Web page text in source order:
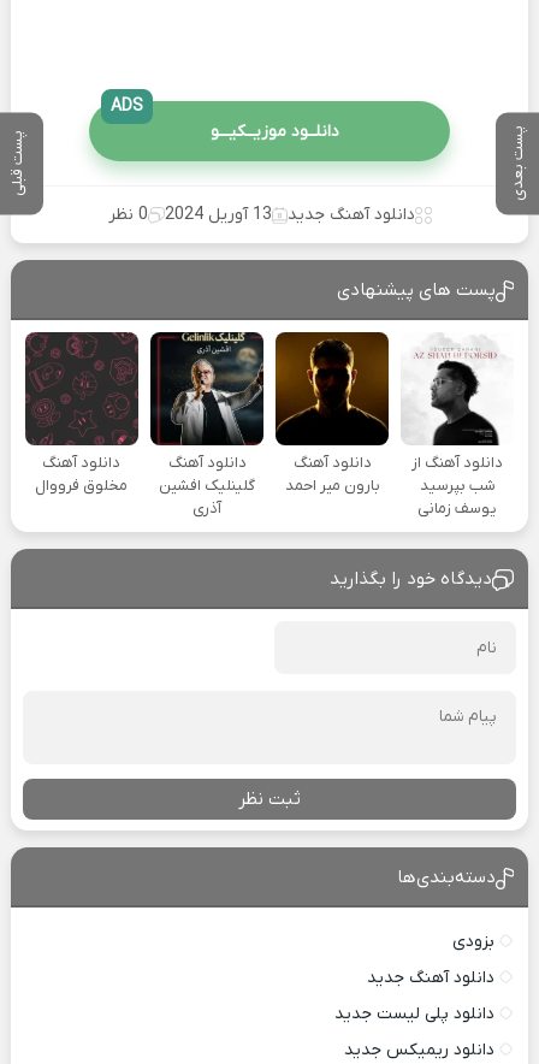
پست بعدی پست قبلی دانلــود موزیــکیـــو
ADS
دانلود آهنگ جدید 13 آوریل 2024 0 نظر
پست های پیشنهادی
دانلود آهنگ از
شب بپرسید
یوسف زمانی
دانلود آهنگ
بارون میر احمد
دانلود آهنگ
گلینلیک افشین
آذری
دانلود آهنگ
مخلوق فرووال
دیدگاه خود را بگذارید
ثبت نظر
دسته‌بندی‌ها
بزودی
دانلود آهنگ جدید
دانلود پلی لیست جدید
دانلود ریمیکس جدید